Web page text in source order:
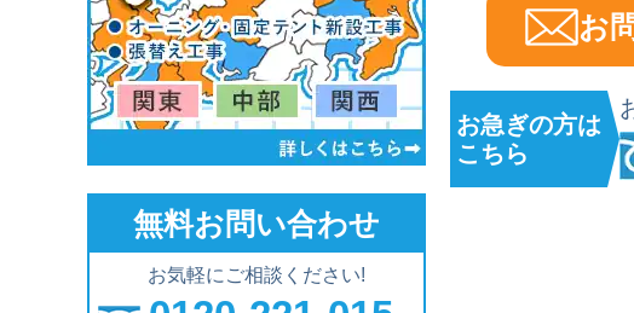
お
お急ぎの方は
こちら
無料お問い合わせ
お気軽にご相談ください!